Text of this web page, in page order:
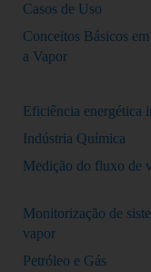
Casos de Uso
Conceitos Básicos
a Vapor
Eficiência energética
Indústria Química
Medição do fluxo de
Monitorização de
vapor
Petróleo e Gás